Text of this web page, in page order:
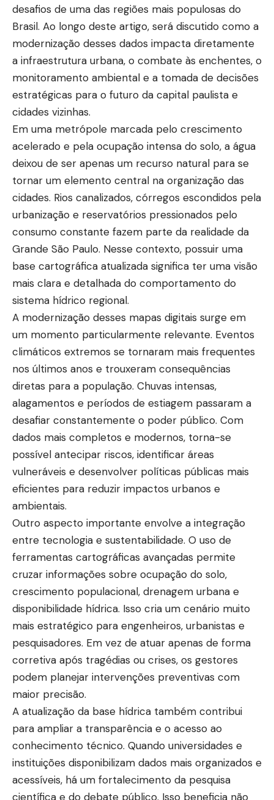
desafios de uma das regiões mais populosas do
Brasil. Ao longo deste artigo, será discutido como a
modernização desses dados impacta diretamente
a infraestrutura urbana, o combate às enchentes, o
monitoramento ambiental e a tomada de decisões
estratégicas para o futuro da capital paulista e
cidades vizinhas.
Em uma metrópole marcada pelo crescimento
acelerado e pela ocupação intensa do solo, a água
deixou de ser apenas um recurso natural para se
tornar um elemento central na organização das
cidades. Rios canalizados, córregos escondidos pela
urbanização e reservatórios pressionados pelo
consumo constante fazem parte da realidade da
Grande São Paulo. Nesse contexto, possuir uma
base cartográfica atualizada significa ter uma visão
mais clara e detalhada do comportamento do
sistema hídrico regional.
A modernização desses mapas digitais surge em
um momento particularmente relevante. Eventos
climáticos extremos se tornaram mais frequentes
nos últimos anos e trouxeram consequências
diretas para a população. Chuvas intensas,
alagamentos e períodos de estiagem passaram a
desafiar constantemente o poder público. Com
dados mais completos e modernos, torna-se
possível antecipar riscos, identificar áreas
vulneráveis e desenvolver políticas públicas mais
eficientes para reduzir impactos urbanos e
ambientais.
Outro aspecto importante envolve a integração
entre tecnologia e sustentabilidade. O uso de
ferramentas cartográficas avançadas permite
cruzar informações sobre ocupação do solo,
crescimento populacional, drenagem urbana e
disponibilidade hídrica. Isso cria um cenário muito
mais estratégico para engenheiros, urbanistas e
pesquisadores. Em vez de atuar apenas de forma
corretiva após tragédias ou crises, os gestores
podem planejar intervenções preventivas com
maior precisão.
A atualização da base hídrica também contribui
para ampliar a transparência e o acesso ao
conhecimento técnico. Quando universidades e
instituições disponibilizam dados mais organizados e
acessíveis, há um fortalecimento da pesquisa
científica e do debate público. Isso beneficia não